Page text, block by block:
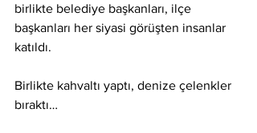
birlikte belediye başkanları, ilçe
başkanları her siyasi görüşten insanlar
katıldı.
Birlikte kahvaltı yaptı, denize çelenkler
bıraktı…